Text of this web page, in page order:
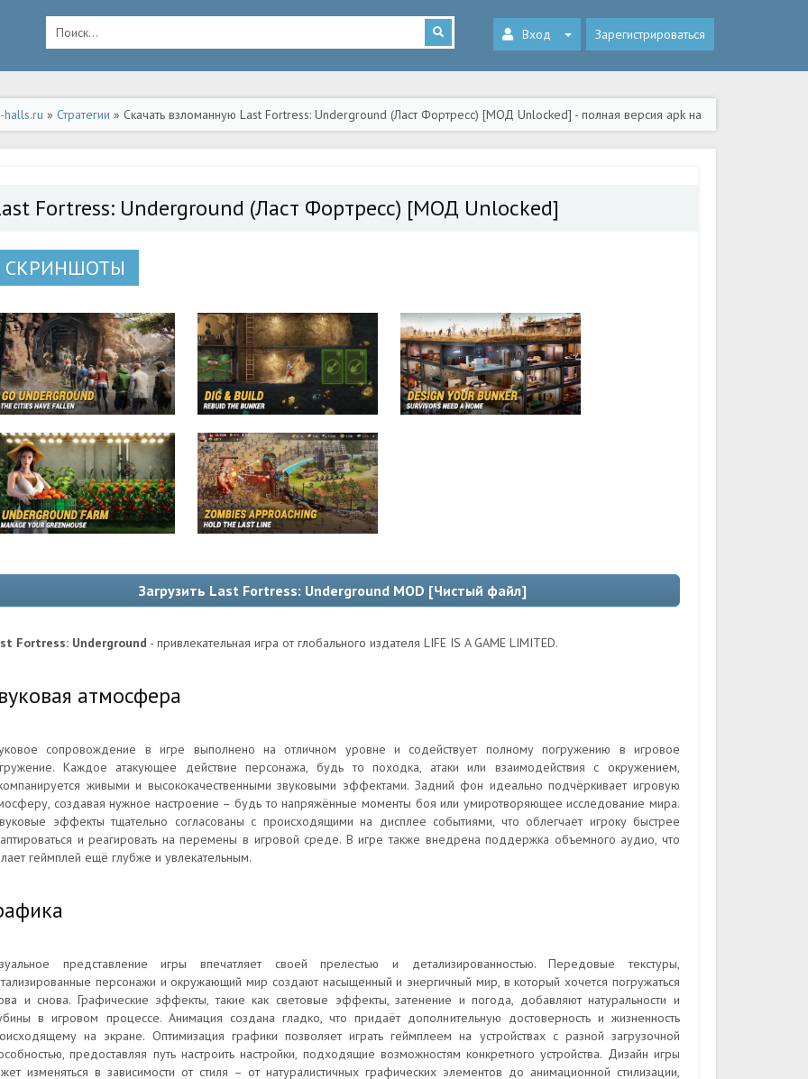
Вход Зарегистрироваться
halls.ru » Стратегии » Скачать взломанную Last Fortress: Underground (Ласт Фортресс) [МОД Unlocked] - полная версия apk на
Fortress: Underground (Ласт Фортресс) [МОД Unlocked]
СКРИНШОТЫ
Загрузить Last Fortress: Underground MOD [Чистый файл]
Fortress: Underground - привлекательная игра от глобального издателя LIFE IS A GAME LIMITED.
атмосфера
сопровождение в игре выполнено на отличном уровне и содействует полному погружению в игровое
Каждое атакующее действие персонажа, будь то походка, атаки или взаимодействия с окружением,
живыми и высококачественными звуковыми эффектами. Задний фон идеально подчёркивает игровую
создавая нужное настроение – будь то напряжённые моменты боя или умиротворяющее исследование мира.
эффекты тщательно согласованы с происходящими на дисплее событиями, что облегчает игроку быстрее
и реагировать на перемены в игровой среде. В игре также внедрена поддержка объемного аудио, что
геймплей ещё глубже и увлекательным.
представление игры впечатляет своей прелестью и детализированностью. Передовые текстуры,
персонажи и окружающий мир создают насыщенный и энергичный мир, в который хочется погружаться
и снова. Графические эффекты, такие как световые эффекты, затенение и погода, добавляют натуральности и
в игровом процессе. Анимация создана гладко, что придаёт дополнительную достоверность и жизненность
на экране. Оптимизация графики позволяет играть геймплеем на устройствах с разной загрузочной
предоставляя путь настроить настройки, подходящие возможностям конкретного устройства. Дизайн игры
изменяться в зависимости от стиля – от натуралистичных графических элементов до анимационной стилизации,